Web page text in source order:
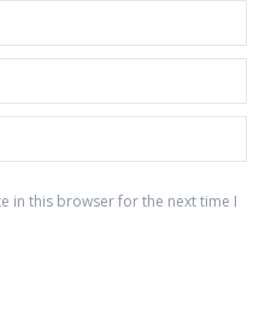
in this browser for the next time I